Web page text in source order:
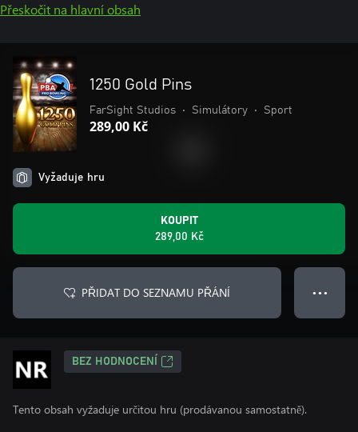
Přeskočit na hlavní obsah
1250 Gold Pins
FarSight Studios • Simulátory • Sport
289,00 Kč
Vyžaduje hru
KOUPIT
289,00 Kč
PŘIDAT DO SEZNAMU PŘÁNÍ ● ● ●
BEZ HODNOCENÍ
Tento obsah vyžaduje určitou hru (prodávanou samostatně).